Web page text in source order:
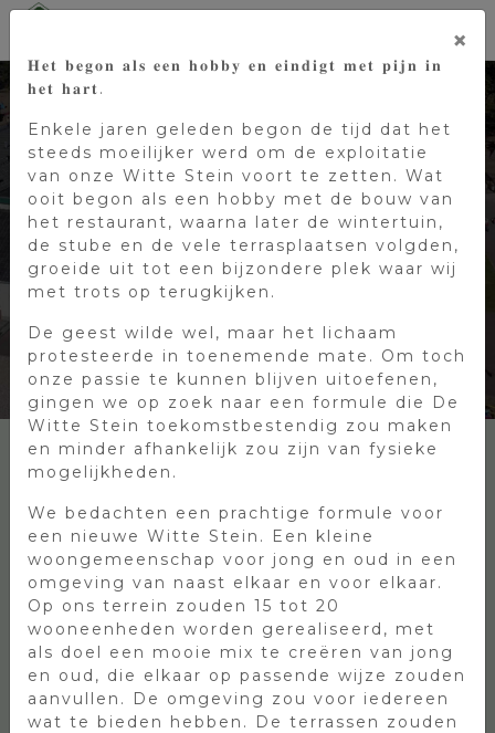
×
𝐇𝐞𝐭 𝐛𝐞𝐠𝐨𝐧 𝐚𝐥𝐬 𝐞𝐞𝐧 𝐡𝐨𝐛𝐛𝐲 𝐞𝐧 𝐞𝐢𝐧𝐝𝐢𝐠𝐭 𝐦𝐞𝐭 𝐩𝐢𝐣𝐧 𝐢𝐧
𝐡𝐞𝐭 𝐡𝐚𝐫𝐭.
Enkele jaren geleden begon de tijd dat het
steeds moeilijker werd om de exploitatie
van onze Witte Stein voort te zetten. Wat
ooit begon als een hobby met de bouw van
het restaurant, waarna later de wintertuin,
de stube en de vele terrasplaatsen volgden,
groeide uit tot een bijzondere plek waar wij
met trots op terugkijken.
De geest wilde wel, maar het lichaam
protesteerde in toenemende mate. Om toch
onze passie te kunnen blijven uitoefenen,
gingen we op zoek naar een formule die De
Witte Stein toekomstbestendig zou maken
en minder afhankelijk zou zijn van fysieke
mogelijkheden.
We bedachten een prachtige formule voor
een nieuwe Witte Stein. Een kleine
woongemeenschap voor jong en oud in een
omgeving van naast elkaar en voor elkaar.
Op ons terrein zouden 15 tot 20
wooneenheden worden gerealiseerd, met
als doel een mooie mix te creëren van jong
en oud, die elkaar op passende wijze zouden
aanvullen. De omgeving zou voor iedereen
wat te bieden hebben. De terrassen zouden
EEN UNIEKE
ACCOMMODATIE
VOOR JONG &
OUD
BUITENSPEELTUIN
Waar de ouders, opa’s en oma’s en families
rustig kunnen genieten van een lekkere kop
koffie en de omgeving, kunnen de kinderen
zich perfect vermaken in onze
buitenspeeltuin. De buitenspeeltuin heeft o.a.
een eigen crossbaan waar de kinderen met
hun eigen fiets op mogen crossen, meerdere
air-trampolines en diverse speeltoestellen.